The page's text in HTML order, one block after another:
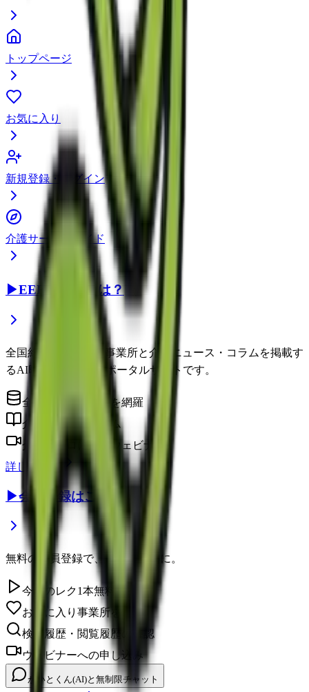
トップページ
お気に入り
新規登録・ログイン
介護サービスガイド
▶EEFUL DBとは？
全国約22万件の介護事業所と介護ニュース・コラムを掲載す
るAI時代の介護情報ポータルサイトです。
全国の介護事業所を網羅
介護に役立つコラム
介護のプロによるウェビナー
詳しく見る
▶会員登録はこちら
無料の会員登録で、さらに便利に。
今日のレク1本無料視聴
お気に入り事業所を保存
検索履歴・閲覧履歴の確認
ウェビナーへの申し込み
かいとくん(AI)と無制限チャット